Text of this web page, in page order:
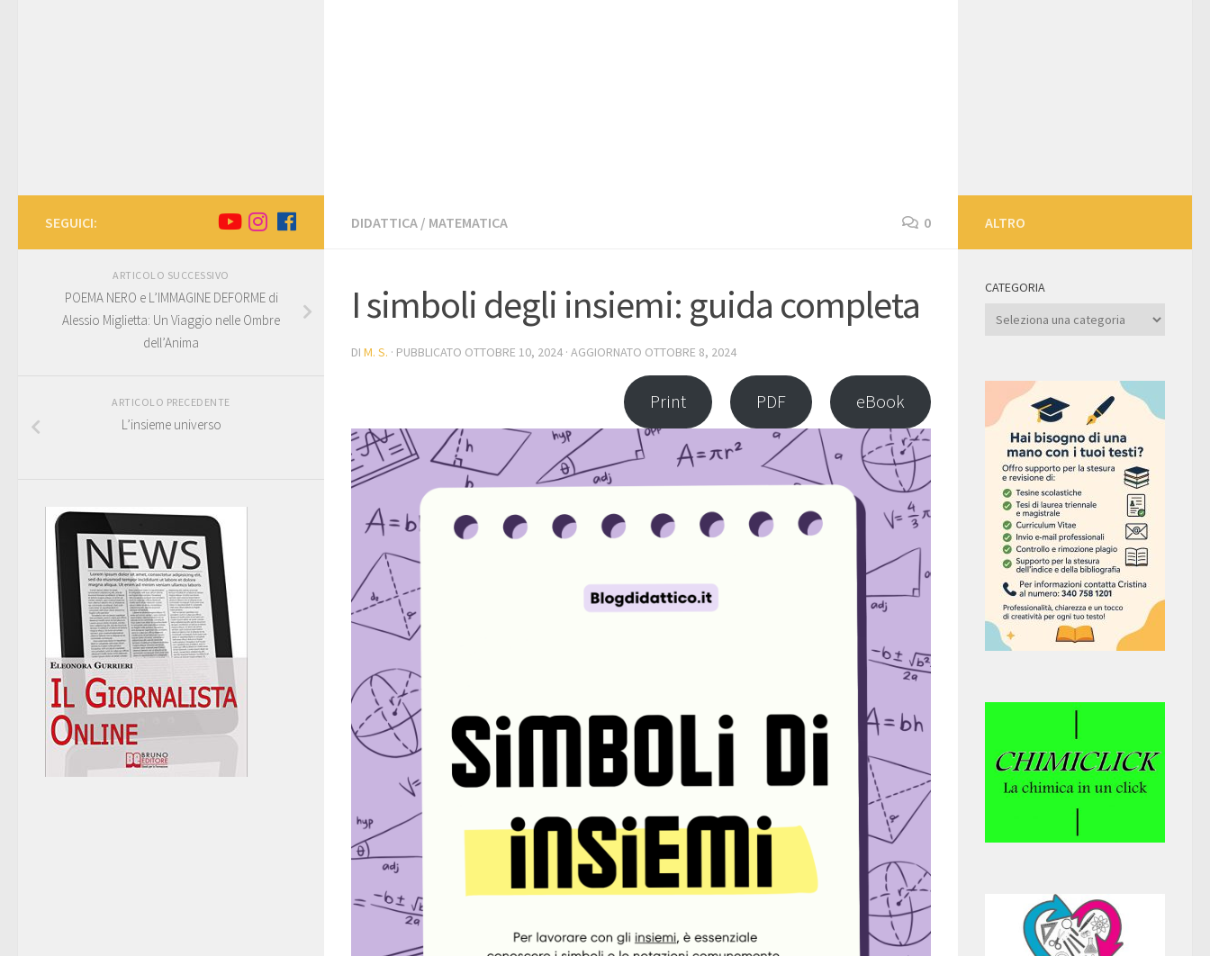
DIDATTICA / MATEMATICA 0
I simboli degli insiemi: guida completa
DI M. S. · PUBBLICATO OTTOBRE 10, 2024 · AGGIORNATO OTTOBRE 8, 2024
Print PDF eBook
SEGUICI:
ARTICOLO SUCCESSIVO
POEMA NERO e L’IMMAGINE DEFORME di
Alessio Miglietta: Un Viaggio nelle Ombre
dell’Anima
ARTICOLO PRECEDENTE
L’insieme universo
ALTRO
CATEGORIA
Categoria